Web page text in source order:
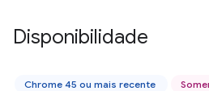
Disponibilidade
Chrome 45 ou mais recente